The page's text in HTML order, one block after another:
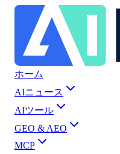
ホーム
AIニュース
AIツール
GEO & AEO
MCP